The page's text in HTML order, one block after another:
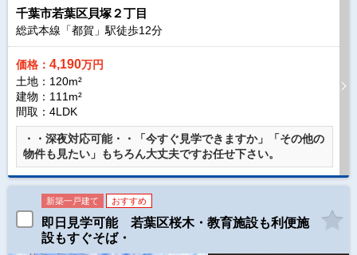
千葉市若葉区貝塚２丁目
総武本線「都賀」駅徒歩12分
価格： 4,190万円
土地：120m²
建物：111m²
間取：4LDK
・・深夜対応可能・・「今すぐ見学できますか」「その他の
物件も見たい」もちろん大丈夫ですお任せ下さい。
新築一戸建て おすすめ
即日見学可能 若葉区桜木・教育施設も利便施
設もすぐそば・